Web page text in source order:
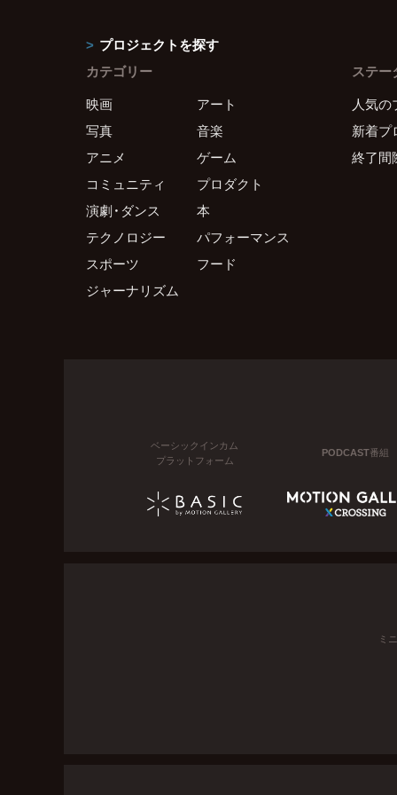
プロジェクトを探す
カテゴリー
映画
アート
写真
音楽
アニメ
ゲーム
コミュニティ
プロダクト
演劇・ダンス
本
テクノロジー
パフォーマンス
スポーツ
フード
ジャーナリズム
ステー
人気の
新着プ
終了間
ベーシックインカム
プラットフォーム
PODCAST番組
ミ